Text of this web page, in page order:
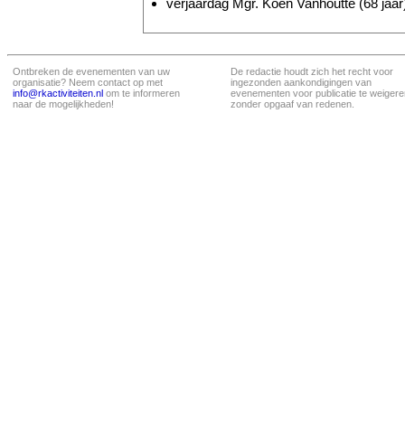
verjaardag Mgr. Koen Vanhoutte (68
Ontbreken de evenementen van uw
organisatie? Neem contact op met
info@rkactiviteiten.nl om te informeren
naar de mogelijkheden!
De redactie houdt zich het recht voor
ingezonden aankondigingen van
evenementen voor publicatie te
zonder opgaaf van redenen.